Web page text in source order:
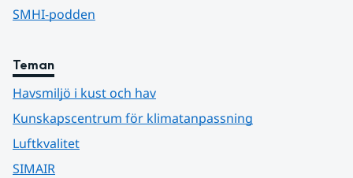
SMHI-podden
Teman
Havsmiljö i kust och hav
Kunskapscentrum för klimatanpassning
Luftkvalitet
SIMAIR